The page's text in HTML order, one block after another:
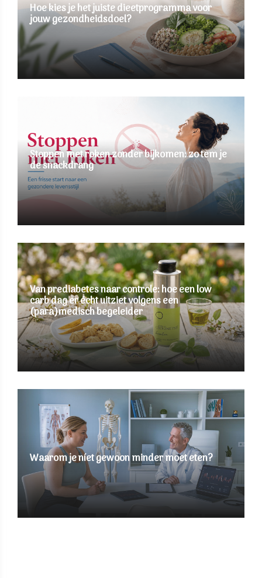
Hoe kies je het juiste dieetprogramma voor
jouw gezondheidsdoel?
Stoppen met roken zonder bijkomen: zo tem je
de snackdrang
Van prediabetes naar controle: hoe een low
carb dag er écht uitziet volgens een
(para)medisch begeleider
Waarom je níet gewoon minder moet eten?